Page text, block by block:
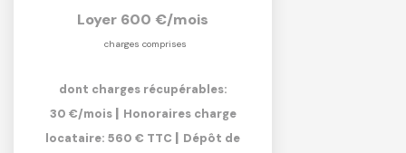
Loyer 600 €/mois
charges comprises
dont charges récupérables:
30 €/mois | Honoraires charge
locataire: 560 € TTC | Dépôt de